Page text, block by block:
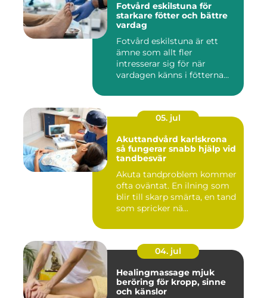
Fotvård eskilstuna för
starkare fötter och bättre
vardag
Fotvård eskilstuna är ett
ämne som allt fler
intresserar sig för när
vardagen känns i fötterna
05. jul
Akuttandvård karlskrona
så fungerar snabb hjälp vid
tandbesvär
Akuta tandproblem kommer
ofta oväntat. En ilning som
blir till skarp smärta, en tand
som spricker nä...
04. jul
Healingmassage mjuk
beröring för kropp, sinne
och känslor